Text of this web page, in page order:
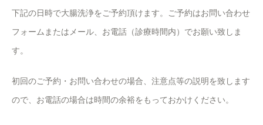
下記の日時で大腸洗浄をご予約頂けます。ご予約はお問い合わせ
フォームまたはメール、お電話（診療時間内）でお願い致しま
す。
初回のご予約・お問い合わせの場合、注意点等の説明を致します
ので、お電話の場合は時間の余裕をもっておかけください。